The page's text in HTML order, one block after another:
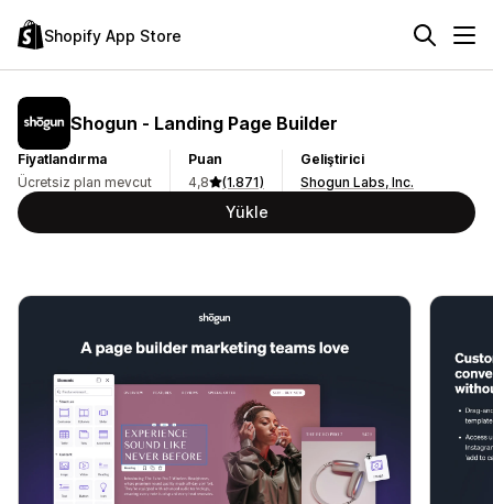
Shopify App Store
Shogun ‑ Landing Page Builder
Fiyatlandırma
Ücretsiz plan mevcut
Puan
4,8
(1.871)
Geliştirici
Shogun Labs, Inc.
Yükle